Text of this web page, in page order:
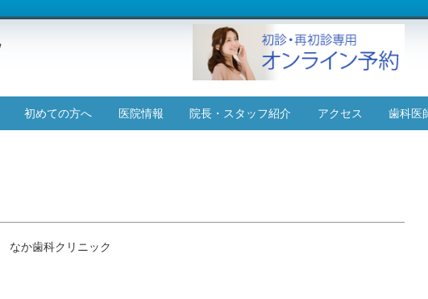
ン
初めての方へ 医院情報 院長・スタッフ紹介 アクセス 歯科医
か歯科クリニック